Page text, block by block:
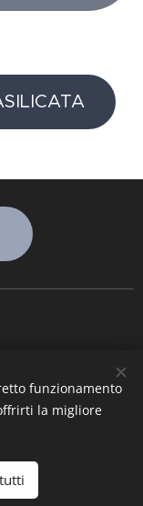
Română
Čeština
Hrvatski
ย
funzionamento
la migliore